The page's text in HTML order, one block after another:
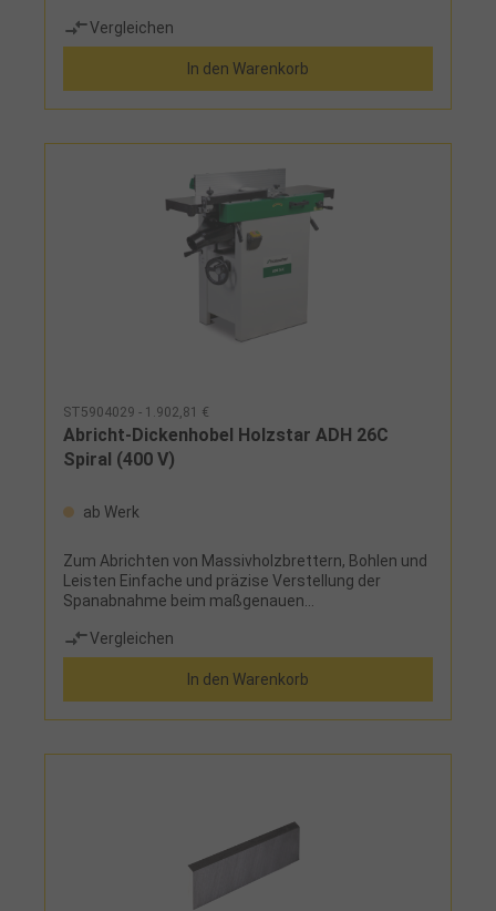
Säulenführung, Zusatzführung und mechanischem
Zählwerk (Genauigkeit 0,1mm)Großdimensionierte
Abrichttische aus Grauguss mit geschliffener
OberflächeHochklappen der Abrichttische mit
Federunterstützung für ein schnelles und
SekundenStabiler Profi-Abrichtanschlag
schwenkbar von 90 bis +45°Platzsparende seitliche
Führung des AbrichtanschlagsHochwertige
Verarbeitung und ergonomisches
DesignLanglochbohreinrichtung als Zubehör
erhältlichAuf diesen Artikel erhalten Sie die 3-
Jahres Stürmer Garantie bei Online-Registrierung.
Garantie nur für Endkunden in Deutschland und
Österreich anwendbar.HerstellerStürmer
Maschinen GmbHDr.-Robert-Pfleger-Str. 26, 96103
Vergleichen
In den Warenkorb
ST5904029 - 1.902,81 €
Abricht-Dickenhobel Holzstar ADH 26C
Spiral (400 V)
ab Werk
Zum Abrichten von Massivholzbrettern, Bohlen und
Leisten Einfache und präzise Verstellung der
Spanabnahme beim maßgenauen
WerkstückvorschubGeradverzahnte Einzugswalze
und gummibeschichtete Auszugswalze für einen
gleichmäßigen Vorschub ohne Beschädigungen am
WerkstückLeicht verstellbarer Aluminium-
Abrichtanschlag, neigbar von 90° bis
verripptem Aluminium-DruckgussGroßer
AbsaughaubeAuf diesen Artikel erhalten Sie die 3-
Jahres Stürmer Garantie bei Online-Registrierung.
Garantie nur für Endkunden in Deutschland und
Österreich anwendbar.HerstellerStürmer
Maschinen GmbHDr.-Robert-Pfleger-Str. 26, 96103
Vergleichen
In den Warenkorb